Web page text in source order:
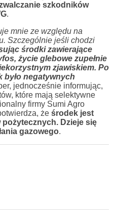
szkodników
.
mnie ze względu na
Szczególnie jeśli chodzi
środki zawierające
życie glebowe zupełnie
zjawiskiem. Po
było negatywnych
jednocześnie informując,
które mają selektywne
firmy Sumi Agro
że środek jest
Dzieje się
gazowego.